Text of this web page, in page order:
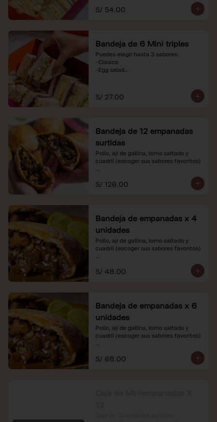
referenciales.
S/ 54.00
Bandeja de 6 Mini triples
Puedes elegir hasta 3 sabores:
-Clásico
-Egg salad
referenciales.
S/ 27.00
Bandeja de 12 empanadas
surtidas
Pollo, ají de gallina, lomo saltado y
cuadril (escoger sus sabores favoritos)
*Nuestros precios están expresados en
soles e incluyen impuestos de ley y
S/ 126.00
Bandeja de empanadas x 4
unidades
Pollo, ají de gallina, lomo saltado y
cuadril (escoger sus sabores favoritos)
*Nuestros precios están expresados en
soles e incluyen impuestos de ley y
S/ 48.00
Bandeja de empanadas x 6
unidades
Pollo, ají de gallina, lomo saltado y
cuadril (escoger sus sabores favoritos)
*Nuestros precios están expresados en
soles e incluyen impuestos de ley y
S/ 68.00